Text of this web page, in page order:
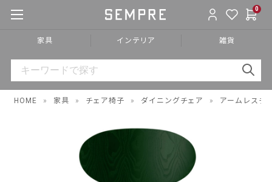
0
家具 インテリア 雑貨
HOME » 家具 » チェア椅子 » ダイニングチェア » アームレスチ